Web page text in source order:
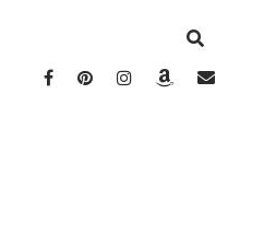
facebook
pinterestinstagram
amazon
E-